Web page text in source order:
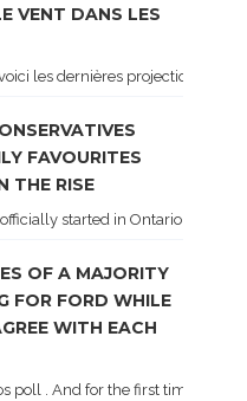
VENT DANS LES
les dernières projections
FAVOURITES
THE RISE
started in Ontario, some
OF A MAJORITY
FOR FORD WHILE
WITH EACH
poll . And for the first time